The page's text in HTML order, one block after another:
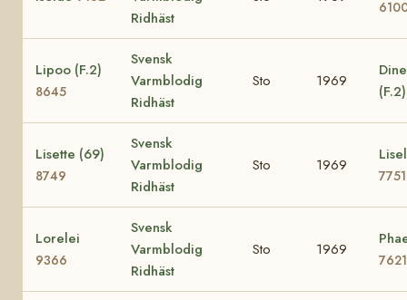
Ridhäst
Lipoo (F.2)
8645
Svensk
Varmblodig
Ridhäst
Sto 1969
Lisette (69)
8749
Svensk
Varmblodig
Ridhäst
Sto 1969
7751
Lorelei
9366
Svensk
Varmblodig
Ridhäst
Sto 1969
7621